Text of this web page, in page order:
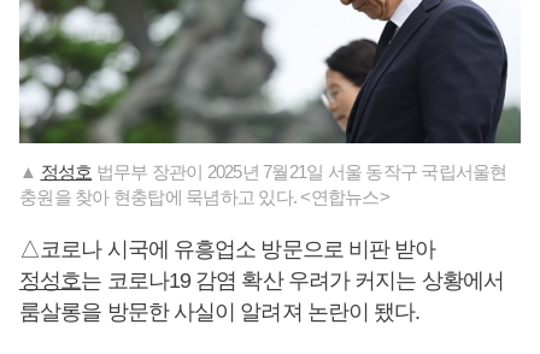
▲ 정성호 법무부 장관이 2025년 7월21일 서울 동작구 국립서울현
충원을 찾아 현충탑에 묵념하고 있다. <연합뉴스>
△코로나 시국에 유흥업소 방문으로 비판 받아
정성호는 코로나19 감염 확산 우려가 커지는 상황에서
룸살롱을 방문한 사실이 알려져 논란이 됐다.